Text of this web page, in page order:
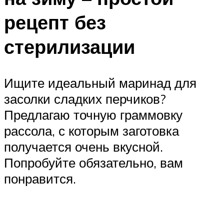
рецепт без
стерилизации
Ищите идеальный маринад для
засолки сладких перчиков?
Предлагаю точную граммовку
рассола, с которым заготовка
получается очень вкусной.
Попробуйте обязательно, вам
понравится.